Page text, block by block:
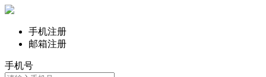
手机注册
邮箱注册
手机号